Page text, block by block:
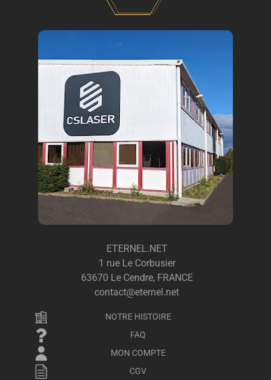
ETERNEL.NET
1 rue Le Corbusier
63670 Le Cendre, FRANCE
contact@eternel.net
NOTRE HISTOIRE
FAQ
MON COMPTE
CGV